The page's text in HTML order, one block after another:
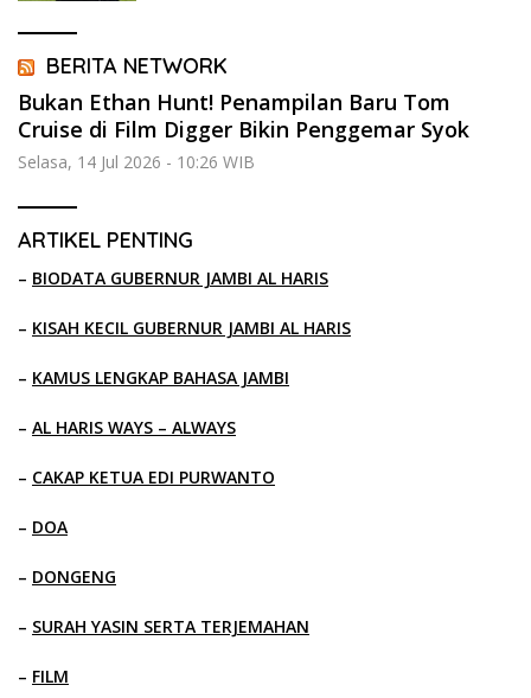
BERITA NETWORK
Bukan Ethan Hunt! Penampilan Baru Tom
Cruise di Film Digger Bikin Penggemar Syok
Selasa, 14 Jul 2026 - 10:26 WIB
ARTIKEL PENTING
– BIODATA GUBERNUR JAMBI AL HARIS
– KISAH KECIL GUBERNUR JAMBI AL HARIS
– KAMUS LENGKAP BAHASA JAMBI
– AL HARIS WAYS – ALWAYS
– CAKAP KETUA EDI PURWANTO
– DOA
– DONGENG
– SURAH YASIN SERTA TERJEMAHAN
– FILM